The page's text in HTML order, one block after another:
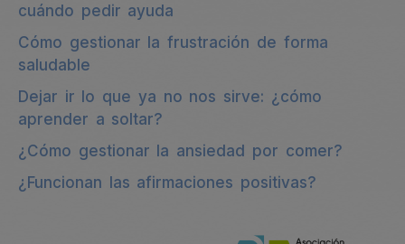
cuándo pedir ayuda
Cómo gestionar la frustración de forma
saludable
Dejar ir lo que ya no nos sirve: ¿cómo
aprender a soltar?
¿Cómo gestionar la ansiedad por comer?
¿Funcionan las afirmaciones positivas?